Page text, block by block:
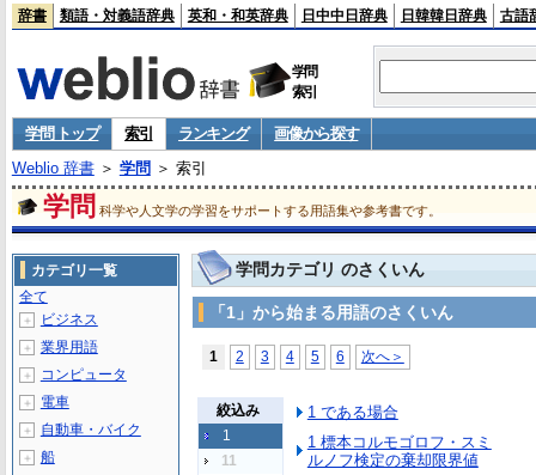
辞書 類語・対義語辞典 英和・和英辞典 日中中日辞典 日韓韓日辞典 古語
学問
索引
学問 トップ 索引 ランキング
画像から探す
Weblio 辞書＞ 学問 ＞ 索引
学問 科学や人文学の学習をサポートする用語集や参考書です。
学問カテゴリ のさくいん
「1」から始まる用語のさくいん
1 2 3 4 5 6 次へ＞
絞込み
1
11
1 である場合
1 標本コルモゴロフ・スミ
ルノフ検定の棄却限界値
カテゴリ一覧
全て
＋ ビジネス
＋ 業界用語
＋ コンピュータ
＋ 電車
＋ 自動車・バイク
＋ 船